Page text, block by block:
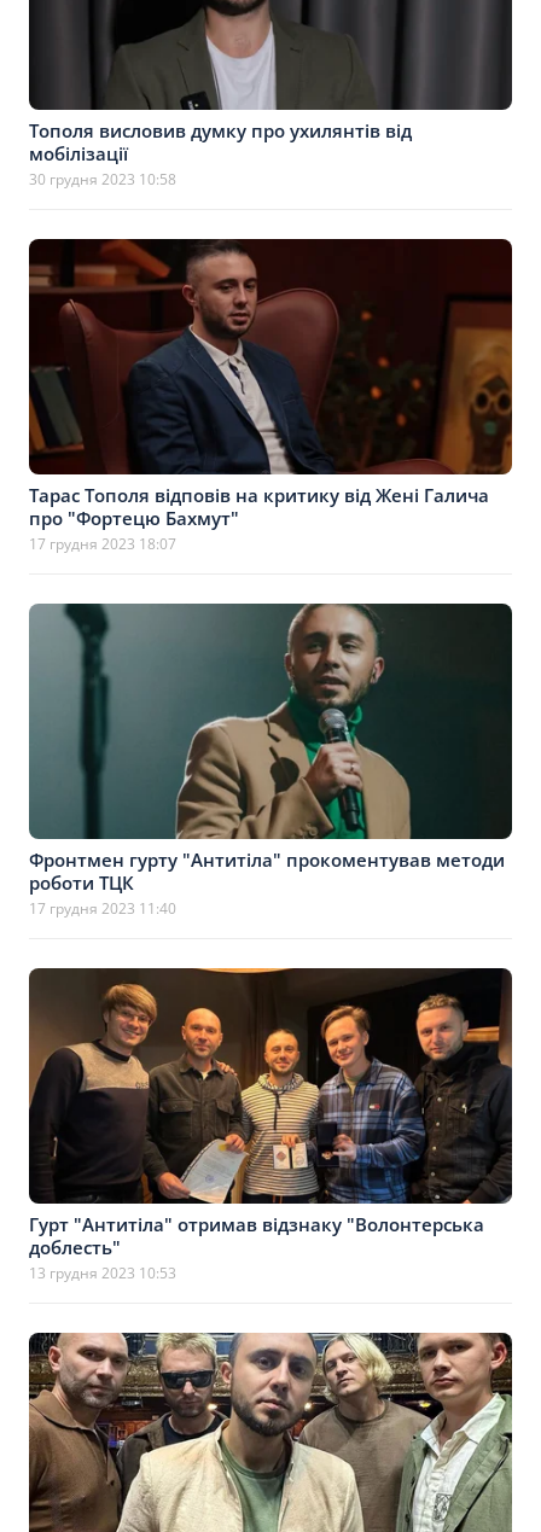
Тополя висловив думку про ухилянтів від
мобілізації
30 грудня 2023 10:58
Тарас Тополя відповів на критику від Жені Галича
про "Фортецю Бахмут"
17 грудня 2023 18:07
Фронтмен гурту "Антитіла" прокоментував методи
роботи ТЦК
17 грудня 2023 11:40
Гурт "Антитіла" отримав відзнаку "Волонтерська
доблесть"
13 грудня 2023 10:53